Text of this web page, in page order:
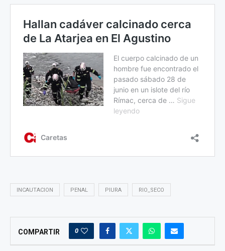
INCAUTACION PENAL PIURA RIO_SECO
COMPARTIR 0